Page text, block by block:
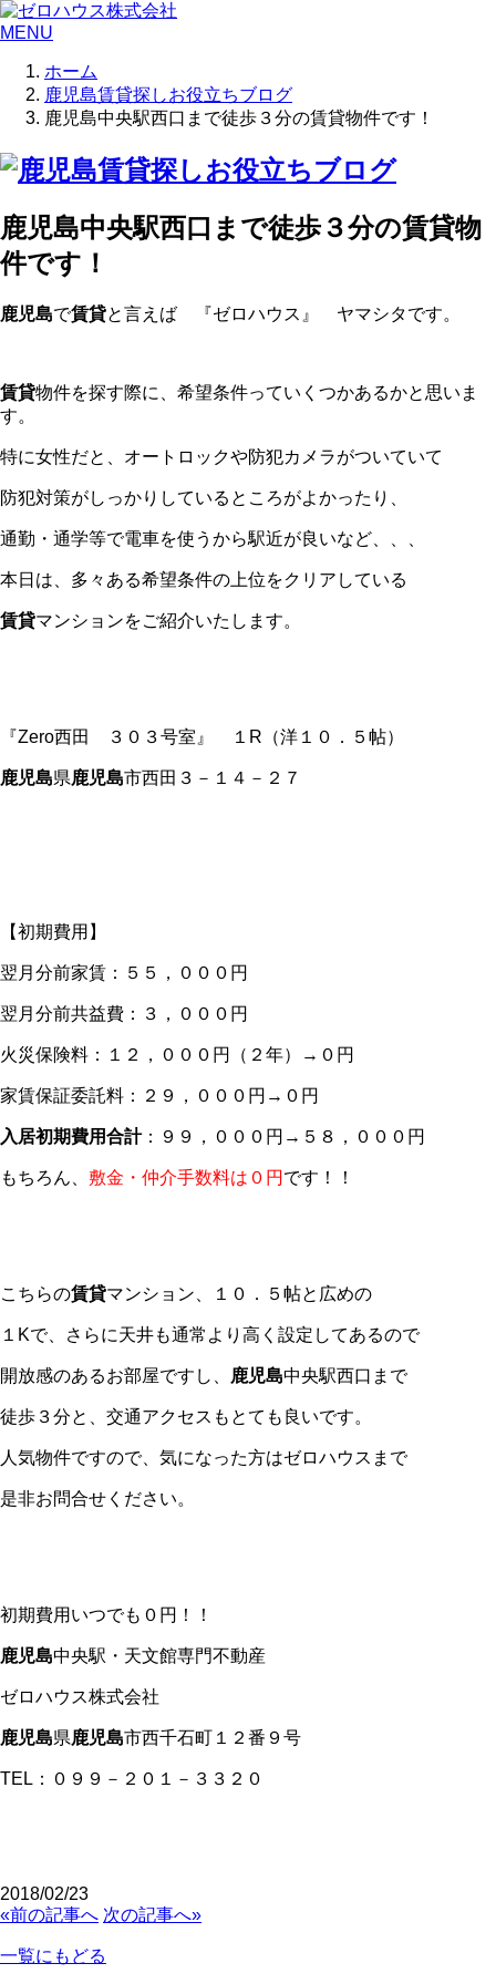
MENU
ホーム
鹿児島賃貸探しお役立ちブログ
鹿児島中央駅西口まで徒歩３分の賃貸物件です！
鹿児島中央駅西口まで徒歩３分の賃貸物
件です！
鹿児島で賃貸と言えば 『ゼロハウス』 ヤマシタです。
賃貸物件を探す際に、希望条件っていくつかあるかと思いま
す。
特に女性だと、オートロックや防犯カメラがついていて
防犯対策がしっかりしているところがよかったり、
通勤・通学等で電車を使うから駅近が良いなど、、、
本日は、多々ある希望条件の上位をクリアしている
賃貸マンションをご紹介いたします。
『Zero西田 ３０３号室』 １R（洋１０．５帖）
鹿児島県鹿児島市西田３－１４－２７
【初期費用】
翌月分前家賃：５５，０００円
翌月分前共益費：３，０００円
火災保険料：１２，０００円（２年）→０円
家賃保証委託料：２９，０００円→０円
入居初期費用合計：９９，０００円→５８，０００円
もちろん、 敷金・仲介手数料は０円 です！！
こちらの賃貸マンション、１０．５帖と広めの
１Kで、さらに天井も通常より高く設定してあるので
開放感のあるお部屋ですし、 鹿児島中央駅西口まで
徒歩３分と、交通アクセスもとても良いです。
人気物件ですので、気になった方はゼロハウスまで
是非お問合せください。
初期費用いつでも０円！！
鹿児島中央駅・天文館専門不動産
ゼロハウス株式会社
鹿児島県鹿児島市西千石町１２番９号
TEL：０９９－２０１－３３２０
2018/02/23
«前の記事へ 次の記事へ»
一覧にもどる